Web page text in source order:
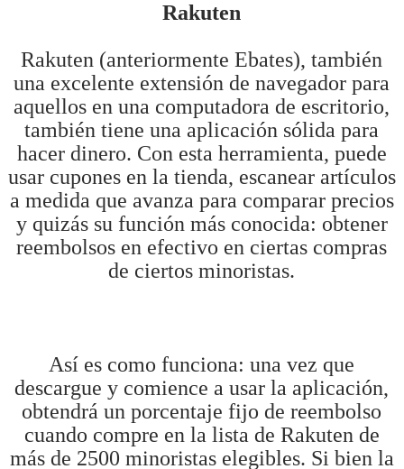
Rakuten
Rakuten (anteriormente Ebates), también
una excelente extensión de navegador para
aquellos en una computadora de escritorio,
también tiene una aplicación sólida para
hacer dinero. Con esta herramienta, puede
usar cupones en la tienda, escanear artículos
a medida que avanza para comparar precios
y quizás su función más conocida: obtener
reembolsos en efectivo en ciertas compras
de ciertos minoristas.
Así es como funciona: una vez que
descargue y comience a usar la aplicación,
obtendrá un porcentaje fijo de reembolso
cuando compre en la lista de Rakuten de
más de 2500 minoristas elegibles. Si bien la